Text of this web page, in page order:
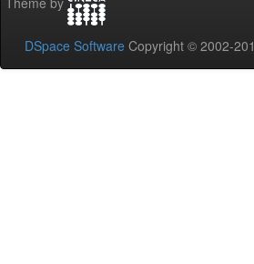
DSpace Software Copyright © 2002-